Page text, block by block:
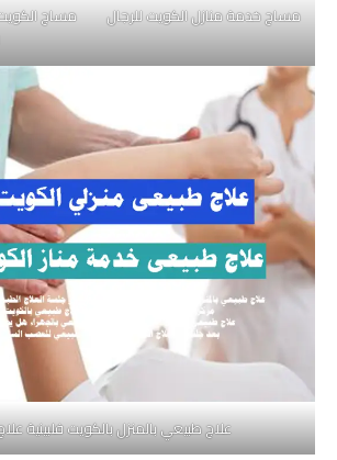
مساج خدمة منازل الكويت للرجال
مساج
علاج طبيعي بالمنزل بالكويت فلبينية